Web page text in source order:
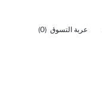
عربة التسوق (0)